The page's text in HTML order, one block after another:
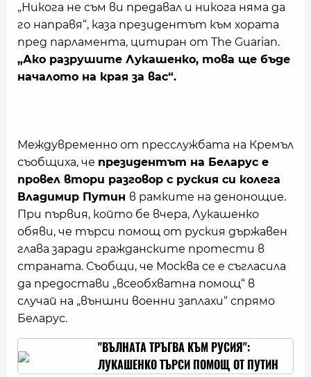
„Никога не съм ви предавал и никога няма да
го направя“, каза президентът към хората
пред парламента, цитиран от The Guarian.
„Ако разрушите Лукашенко, това ще бъде
началото на края за вас“.
Междувременно от пресслужбата на Кремъл
съобщиха, че президентът на Беларус е
провел втори разговор с руския си колега
Владимир Путин в рамките на денонощие.
При първия, който бе вчера, Лукашенко
обяви, че търси помощ от руския държавен
глава заради гражданските протести в
страната. Съобщи, че Москва се е съгласила
да предостави „всеобхватна помощ“ в
случай на „външни военни заплахи“ спрямо
Беларус.
"ВЪЛНАТА ТРЪГВА КЪМ РУСИЯ":
ЛУКАШЕНКО ТЪРСИ ПОМОЩ ОТ ПУТИН